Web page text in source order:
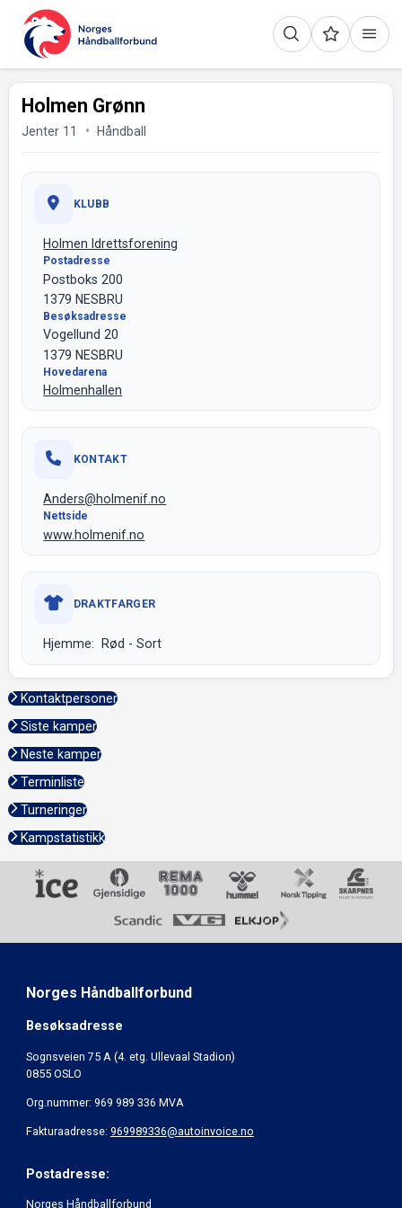
Holmen Grønn
Jenter 11 Håndball
KLUBB
Holmen Idrettsforening
Postadresse
Postboks 200
1379 NESBRU
Besøksadresse
Vogellund 20
1379 NESBRU
Hovedarena
Holmenhallen
KONTAKT
Anders@holmenif.no
Nettside
www.holmenif.no
DRAKTFARGER
Hjemme: Rød - Sort
Kontaktpersoner
Siste kamper
Neste kamper
Terminliste
Turneringer
Kampstatistikk
Norges Håndballforbund
Besøksadresse
Sognsveien 75 A (4. etg. Ullevaal Stadion)
0855 OSLO
Org.nummer: 969 989 336 MVA
Fakturaadresse: 969989336@autoinvoice.no
Postadresse:
Norges Håndballforbund